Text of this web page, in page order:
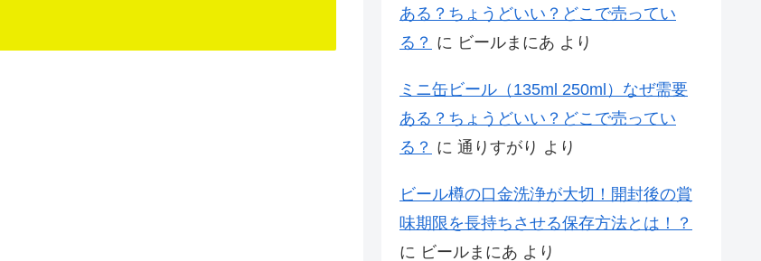
ある？ちょうどいい？どこで売ってい
る？ に ビールまにあ より
ミニ缶ビール（135ml 250ml）なぜ需要
ある？ちょうどいい？どこで売ってい
る？ に 通りすがり より
ビール樽の口金洗浄が大切！開封後の賞
味期限を長持ちさせる保存方法とは！？
に ビールまにあ より